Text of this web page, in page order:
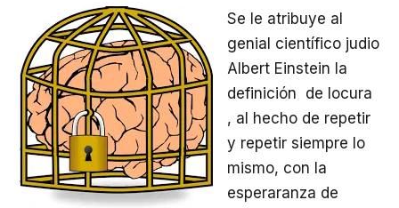
Se le atribuye al
genial científico judio
Albert Einstein la
definición de locura
, al hecho de repetir
y repetir siempre lo
mismo, con la
esperaranza de